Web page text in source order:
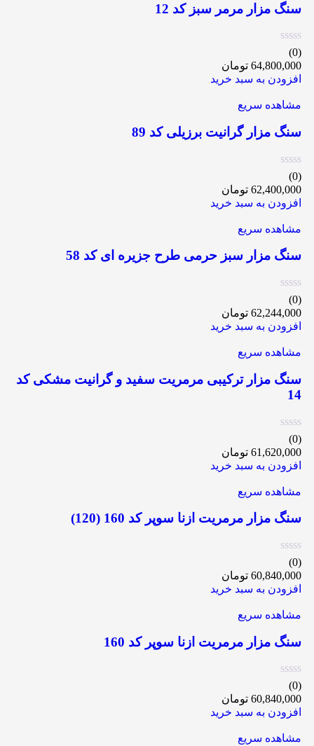
سنگ مزار مرمر سبز کد 12
(0)
64,800,000 تومان
افزودن به سبد خرید
مشاهده سریع
سنگ مزار گرانیت برزیلی کد 89
(0)
62,400,000 تومان
افزودن به سبد خرید
مشاهده سریع
سنگ مزار سبز حرمی طرح جزیره ای کد 58
(0)
62,244,000 تومان
افزودن به سبد خرید
مشاهده سریع
سنگ مزار ترکیبی مرمریت سفید و گرانیت مشکی کد
14
(0)
61,620,000 تومان
افزودن به سبد خرید
مشاهده سریع
سنگ مزار مرمریت ازنا سوپر کد 160 (120)
(0)
60,840,000 تومان
افزودن به سبد خرید
مشاهده سریع
سنگ مزار مرمریت ازنا سوپر کد 160
(0)
60,840,000 تومان
افزودن به سبد خرید
مشاهده سریع